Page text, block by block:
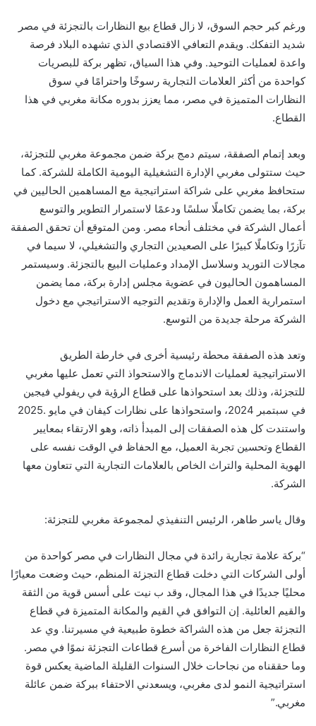
ورغم كبر حجم السوق، لا زال قطاع بيع النظارات بالتجزئة في مصر
شديد التفكك. ويقدم التعافي الاقتصادي الذي تشهده البلاد فرصة
واعدة لعمليات التوحيد. وفي هذا السياق، تظهر بركة للبصريات
كواحدة من أكثر العلامات التجارية رسوخًا واحترامًا في سوق
النظارات المتميزة في مصر، مما يعزز بدوره مكانة مغربي في هذا
القطاع.
وبعد إتمام الصفقة، سيتم دمج بركة ضمن مجموعة مغربي للتجزئة،
حيث ستتولى مغربي الإدارة التشغيلية اليومية الكاملة للشركة. كما
ستحافظ مغربي على شراكة استراتيجية مع المساهمين الحاليين في
بركة، بما يضمن تكاملًا سلسًا ودعمًا لاستمرار التطوير والتوسع
أعمال الشركة في مختلف أنحاء مصر. ومن المتوقع أن تحقق الصفقة
تآزرًا وتكاملًا كبيرًا على الصعيدين التجاري والتشغيلي، لا سيما في
مجالات التوريد وسلاسل الإمداد وعمليات البيع بالتجزئة. وسيستمر
المساهمون الحاليون في عضوية مجلس إدارة بركة، مما يضمن
استمرارية العمل والإدارة وتقديم التوجيه الاستراتيجي مع دخول
الشركة مرحلة جديدة من التوسع.
وتعد هذه الصفقة محطة رئيسية أخرى في خارطة الطريق
الاستراتيجية لعمليات الاندماج والاستحواذ التي تعمل عليها مغربي
للتجزئة، وذلك بعد استحواذها على قطاع الرؤية في ريفولي فيجين
في سبتمبر 2024، واستحواذها على نظارات كيفان في مايو .2025
واستندت كل هذه الصفقات إلى المبدأ ذاته، وهو الارتقاء بمعايير
القطاع وتحسين تجربة العميل، مع الحفاظ في الوقت نفسه على
الهوية المحلية والتراث الخاص بالعلامات التجارية التي تتعاون معها
الشركة.
وقال ياسر طاهر، الرئيس التنفيذي لمجموعة مغربي للتجزئة:
“بركة علامة تجارية رائدة في مجال النظارات في مصر كواحدة من
أولى الشركات التي دخلت قطاع التجزئة المنظم، حيث وضعت معيارًا
محليًا جديدًا في هذا المجال، وقد ب نيت على أسس قوية من الثقة
والقيم العائلية. إن التوافق في القيم والمكانة المتميزة في قطاع
التجزئة جعل من هذه الشراكة خطوة طبيعية في مسيرتنا. وي عد
قطاع النظارات الفاخرة من أسرع قطاعات التجزئة نموًا في مصر.
وما حققناه من نجاحات خلال السنوات القليلة الماضية يعكس قوة
استراتيجية النمو لدى مغربي، ويسعدني الاحتفاء ببركة ضمن عائلة
مغربي.”